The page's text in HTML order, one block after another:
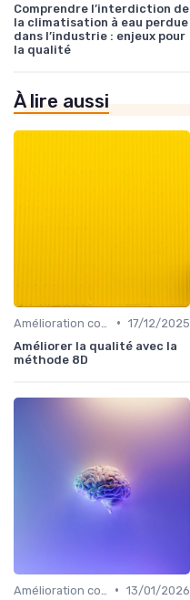
Comprendre l’interdiction de
la climatisation à eau perdue
dans l’industrie : enjeux pour
la qualité
À lire aussi
• 17/12/2025
Améliorer la qualité avec la
méthode 8D
• 13/01/2026